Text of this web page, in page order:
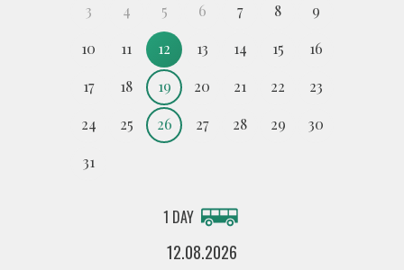
3
4 5 6 7 8
9
10
11 12 13 14 15
16
17
18 19 20 21 22
23
24
25 26 27 28 29
30
31
1 DAY
12.08.2026